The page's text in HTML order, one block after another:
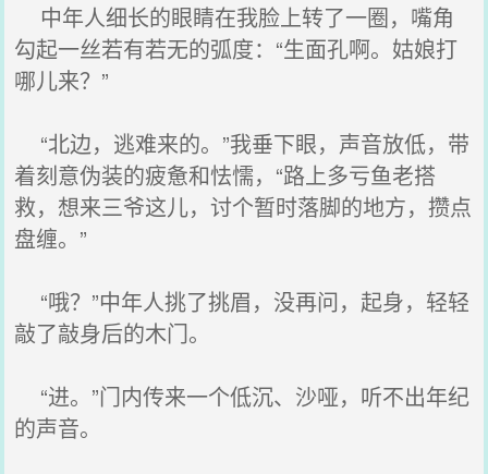
中年人细长的眼睛在我脸上转了一圈，嘴角
勾起一丝若有若无的弧度：“生面孔啊。姑娘打
哪儿来？”
“北边，逃难来的。”我垂下眼，声音放低，带
着刻意伪装的疲惫和怯懦，“路上多亏鱼老搭
救，想来三爷这儿，讨个暂时落脚的地方，攒点
盘缠。”
“哦？”中年人挑了挑眉，没再问，起身，轻轻
敲了敲身后的木门。
“进。”门内传来一个低沉、沙哑，听不出年纪
的声音。